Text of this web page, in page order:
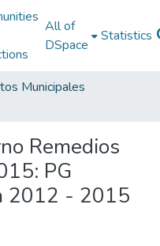
All of
DSpace
Statistics
Municipales
Remedios
PG
2012 - 2015